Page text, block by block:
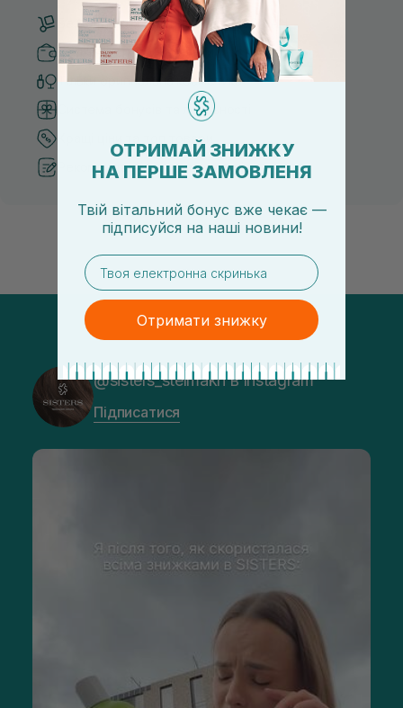
Безкоштовна доставка від 3000 UAH
Безпечні способи оплати
Тільки оригінальна косметика
Система бонусів та лояльності
Кращі ціни та топ товари
Рекомендації від косметологів
@sisters_stelmakh в Instagram
Підписатися
ОТРИМАЙ ЗНИЖКУ
НА ПЕРШЕ ЗАМОВЛЕНЯ
Твій вітальний бонус вже чекає —
підписуйся на наші новини!
email
Отримати знижку